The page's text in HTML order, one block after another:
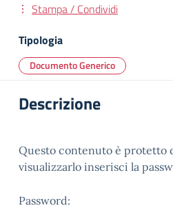
Stampa / Condividi
Tipologia
Documento Generico
Descrizione
Questo contenuto è protetto
visualizzarlo inserisci la
Password: